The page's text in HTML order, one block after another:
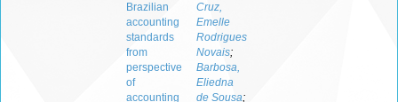
Brazilian
accounting
standards
from
perspective
of
accounting
Cruz,
Emelle
Rodrigues
Novais;
Barbosa,
Eliedna
de Sousa;